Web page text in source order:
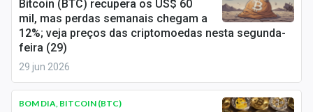
Cotações
Comprar ou vender?
Carteiras Recomendadas
Bitcoin (BTC) recupera os US$ 60
mil, mas perdas semanais chegam a
12%; veja preços das criptomoedas nesta segunda-
feira (29)
29 jun 2026
BOM DIA, BITCOIN (BTC)